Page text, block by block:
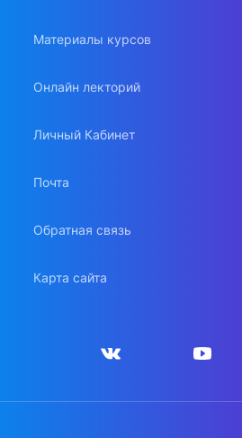
Материалы курсов
Онлайн лекторий
Личный Кабинет
Почта
Обратная связь
Карта сайта